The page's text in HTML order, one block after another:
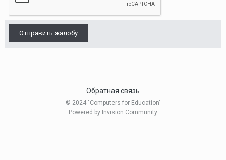
Отправить жалобу
Обратная связь
© 2024 "Computers for Education"
Powered by Invision Community